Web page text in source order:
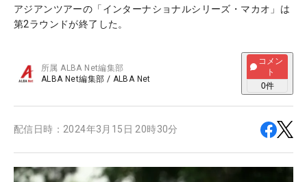
アジアンツアーの「インターナショナルシリーズ・マカオ」は
第2ラウンドが終了した。
所属ALBA Net編集部
ALBA Net編集部 / ALBA Net
コメン
ト
0件
配信日時： 2024年3月15日 20時30分